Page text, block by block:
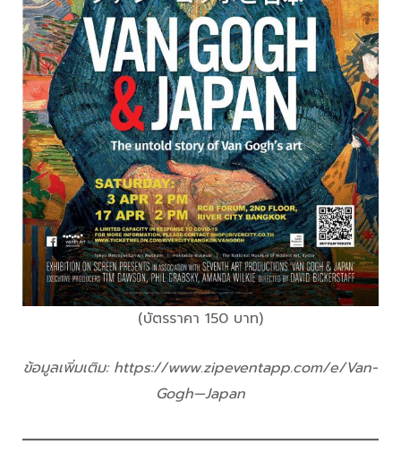
(บัตรราคา 150 บาท)
ข้อมูลเพิ่มเติม: https://www.zipeventapp.com/e/Van-
Gogh—Japan